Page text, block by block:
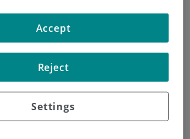
Herrera (CEU)
Máster Propio Abordaje
la Universidad
Settings
Reject
Accept